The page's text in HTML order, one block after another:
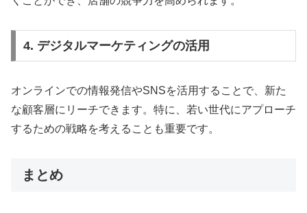
4. デジタルマーケティングの活用
オンラインでの情報発信やSNSを活用することで、新た
な顧客層にリーチできます。特に、若い世代にアプローチ
するための戦略を考えることも重要です。
まとめ